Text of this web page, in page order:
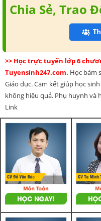
Chia Sẻ, Trao
>> Học trực tuyến lớp 6
Tuyensinh247.com. Học bám
Giáo dục. Cam kết giúp học
không hiệu quả. Phụ huynh và
Link